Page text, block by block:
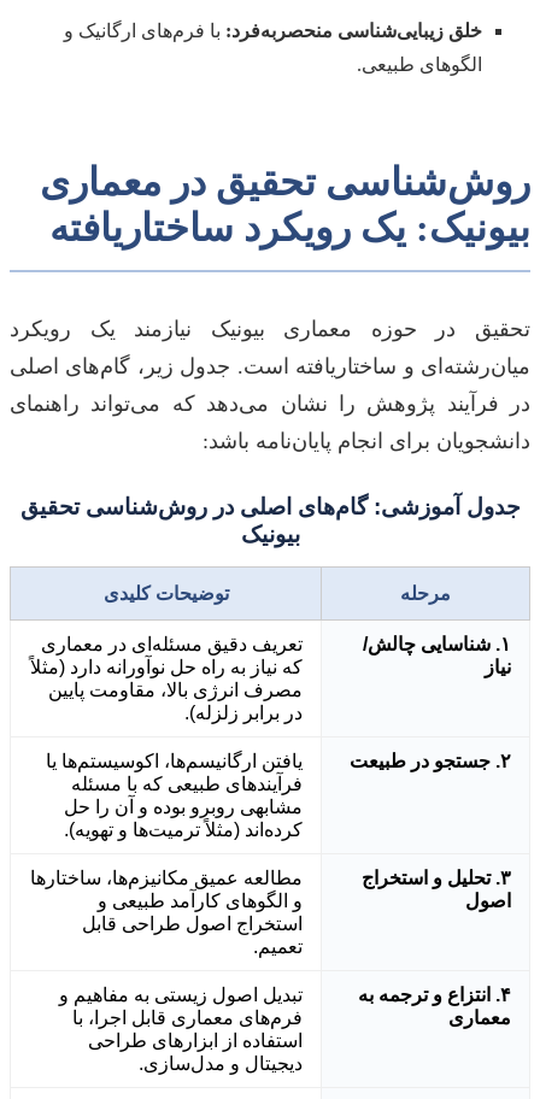
خلق زیبایی‌شناسی منحصربه‌فرد: با فرم‌های ارگانیک و
الگوهای طبیعی.
روش‌شناسی تحقیق در معماری
بیونیک: یک رویکرد ساختاریافته
تحقیق در حوزه معماری بیونیک نیازمند یک رویکرد
میان‌رشته‌ای و ساختاریافته است. جدول زیر، گام‌های اصلی
در فرآیند پژوهش را نشان می‌دهد که می‌تواند راهنمای
دانشجویان برای انجام پایان‌نامه باشد:
جدول آموزشی: گام‌های اصلی در روش‌شناسی تحقیق
بیونیک
مرحله توضیحات کلیدی
۱. شناسایی چالش/
نیاز
تعریف دقیق مسئله‌ای در معماری
که نیاز به راه حل نوآورانه دارد (مثلاً
مصرف انرژی بالا، مقاومت پایین
در برابر زلزله).
۲. جستجو در طبیعت
یافتن ارگانیسم‌ها، اکوسیستم‌ها یا
فرآیندهای طبیعی که با مسئله
مشابهی روبرو بوده و آن را حل
کرده‌اند (مثلاً ترمیت‌ها و تهویه).
۳. تحلیل و استخراج
اصول
مطالعه عمیق مکانیزم‌ها، ساختارها
و الگوهای کارآمد طبیعی و
استخراج اصول طراحی قابل
تعمیم.
۴. انتزاع و ترجمه به
معماری
تبدیل اصول زیستی به مفاهیم و
فرم‌های معماری قابل اجرا، با
استفاده از ابزارهای طراحی
دیجیتال و مدل‌سازی.